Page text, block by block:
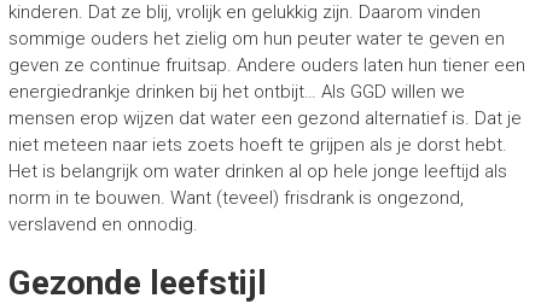
kinderen. Dat ze blij, vrolijk en gelukkig zijn. Daarom vinden
sommige ouders het zielig om hun peuter water te geven en
geven ze continue fruitsap. Andere ouders laten hun tiener een
energiedrankje drinken bij het ontbijt… Als GGD willen we
mensen erop wijzen dat water een gezond alternatief is. Dat je
niet meteen naar iets zoets hoeft te grijpen als je dorst hebt.
Het is belangrijk om water drinken al op hele jonge leeftijd als
norm in te bouwen. Want (teveel) frisdrank is ongezond,
verslavend en onnodig.
Gezonde leefstijl